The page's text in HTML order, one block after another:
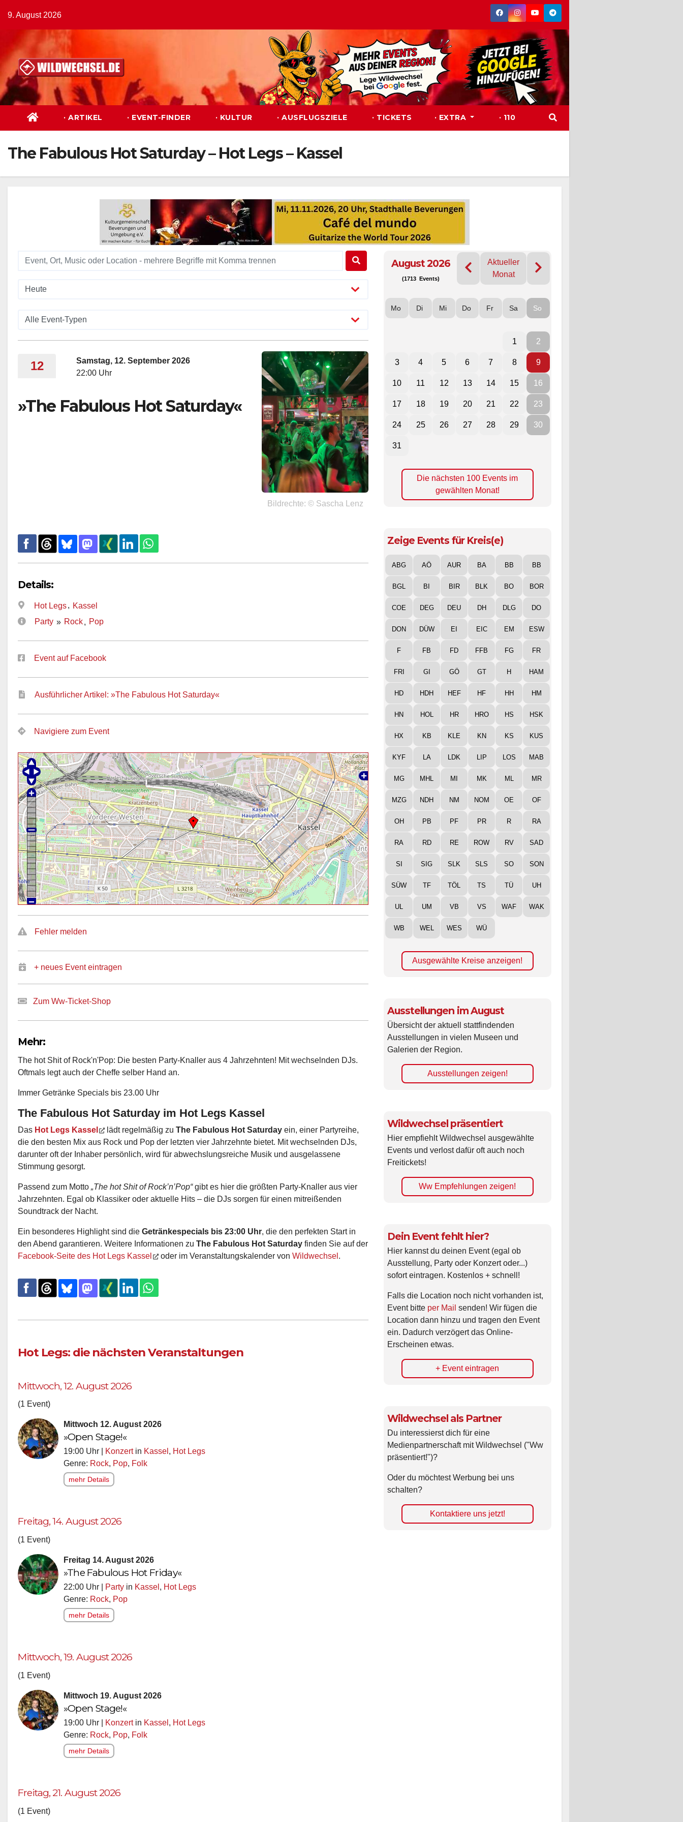
Inhalt
springen
9. August 2026
· ARTIKEL · EVENT-FINDER · KULTUR · AUSFLUGSZIELE · TICKETS · EXTRA · 110
The Fabulous Hot Saturday – Hot Legs – Kassel
12
Samstag, 12. September 2026
22:00 Uhr
»The Fabulous Hot Saturday«
Bildrechte: © Sascha Lenz
Details:
Hot Legs, Kassel
Party » Rock Pop
Event auf Facebook
Ausführlicher Artikel: »The Fabulous Hot Saturday«
Navigiere zum Event
Fehler melden
+ neues Event eintragen
Zum Ww-Ticket-Shop
Mehr:
The hot Shit of Rock'n'Pop: Die besten Party-Knaller aus 4 Jahrzehnten! Mit wechselnden DJs.
Oftmals legt auch der Cheffe selber Hand an.
Immer Getränke Specials bis 23.00 Uhr
The Fabulous Hot Saturday im Hot Legs Kassel
Das Hot Legs Kassel lädt regelmäßig zu The Fabulous Hot Saturday ein, einer Partyreihe,
die den besten Mix aus Rock und Pop der letzten vier Jahrzehnte bietet. Mit wechselnden DJs,
darunter oft der Inhaber persönlich, wird für abwechslungsreiche Musik und ausgelassene
Stimmung gesorgt.
Passend zum Motto „The hot Shit of Rock’n’Pop“gibt es hier die größten Party-Knaller aus vier
Jahrzehnten. Egal ob Klassiker oder aktuelle Hits – die DJs sorgen für einen mitreißenden
Soundtrack der Nacht.
Ein besonderes Highlight sind die Getränkespecials bis 23:00 Uhr, die den perfekten Start in
den Abend garantieren. Weitere Informationen zu The Fabulous Hot Saturday finden Sie auf der
Facebook-Seite des Hot Legs Kassel
oder im Veranstaltungskalender von Wildwechsel .
Hot Legs: die nächsten Veranstaltungen
Mittwoch, 12. August 2026
(1 Event)
Mittwoch 12. August 2026
»Open Stage!«
19:00 Uhr | Konzertin Kassel , Hot Legs
Genre: Rock, Pop, Folk
mehr Details
Freitag, 14. August 2026
(1 Event)
Freitag 14. August 2026
»The Fabulous Hot Friday«
22:00 Uhr | Party in Kassel , Hot Legs
Genre: Rock, Pop
mehr Details
Mittwoch, 19. August 2026
(1 Event)
Mittwoch 19. August 2026
»Open Stage!«
19:00 Uhr | Konzertin Kassel , Hot Legs
Genre: Rock, Pop, Folk
mehr Details
Freitag, 21. August 2026
(1 Event)
August 2026
(1713 Events)
Aktueller
Monat
Mo Di Mi Do Fr Sa So
1 2
3 4 5 6 7 8 9
10 11 12 13 14 15 16
17 18 19 20 21 22 23
24 25 26 27 28 29 30
31
Die nächsten 100 Events im
gewählten Monat!
Zeige Events für Kreis(e)
ABG AÖ AUR BA BB BB
BGL BI BIR BLK BO BOR
COE DEG DEU DH DLG DO
DON DÜW EI EIC EM ESW
F FB FD FFB FG FR
FRI GI GÖ GT H HAM
HD HDH HEF HF HH HM
HN HOL HR HRO HS HSK
HX KB KLE KN KS KUS
KYF LA LDK LIP LOS MAB
MG MHL MI MK ML MR
MZG NDH NM NOM OE OF
OH PB PF PR R RA
RA RD RE ROW RV SAD
SI SIG SLK SLS SO SON
SÜW TF TÖL TS TÜ UH
UL UM VB VS WAF WAK
WB WEL WES WÜ
Ausgewählte Kreise anzeigen!
Ausstellungen im August
Übersicht der aktuell stattfindenden
Ausstellungen in vielen Museen und
Galerien der Region.
Ausstellungen zeigen!
Wildwechsel präsentiert
Hier empfiehlt Wildwechsel ausgewählte
Events und verlost dafür oft auch noch
Freitickets!
Ww Empfehlungen zeigen!
Dein Event fehlt hier?
Hier kannst du deinen Event (egal ob
Ausstellung, Party oder Konzert oder...)
sofort eintragen. Kostenlos + schnell!
Falls die Location noch nicht vorhanden ist,
Event bitte per Mail senden! Wir fügen die
Location dann hinzu und tragen den Event
ein. Dadurch verzögert das Online-
Erscheinen etwas.
+ Event eintragen
Wildwechsel als Partner
Du interessierst dich für eine
Medienpartnerschaft mit Wildwechsel ("Ww
präsentiert!")?
Oder du möchtest Werbung bei uns
schalten?
Kontaktiere uns jetzt!